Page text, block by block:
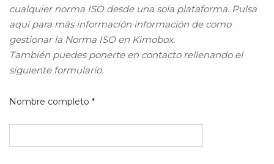
cualquier norma ISO desde una sola plataforma. Pulsa
aquí para más información información de como
gestionar la Norma ISO en Kimobox.
También puedes ponerte en contacto rellenando el
siguiente formulario.
Nombre completo *